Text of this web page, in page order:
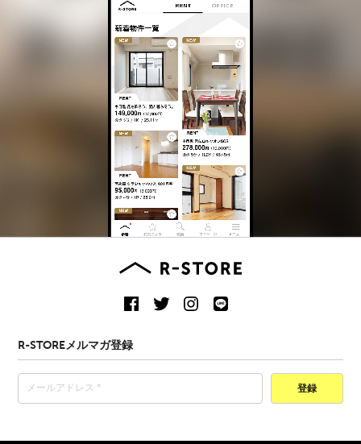
R-STOREメルマガ登録
登録